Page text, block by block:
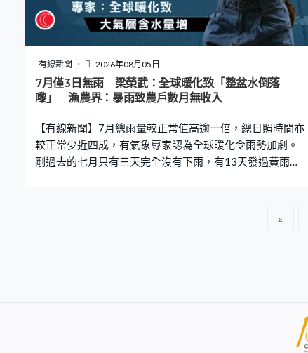
說已有不少同學利用增潤年在海外頂尖大學修讀第二學
位。港大醫學院院長劉澤星：「去年已開始增加途經，如
果同學畢業後，當然要讀得好，以及要有科研經驗，我們
會提供全免費資助他們攻讀博士，而博士希望他們在外國
讀，再令他們的全球視野再增長。」 醫學院在聯招共取錄
155名文憑試學生，其中傳統內外全科醫學士取錄了127名
中大醫學院方面，取錄了210名文
有線新聞 2026年08月05日
7月僅3日無雨 梁榮武：全球暖化致「整盆水倒落
嚟」 漁農界：暴雨致農戶數月無收入
【有線新聞】7月總雨量較正常值高逾一倍，總日照時間亦
較正常少近四成，有氣象專家認為全球暖化令雨勢加劇。
剛過去的七月只有三天完全沒有下雨，有13天發過黃雨，
還是持續、具破壞力的。根部全都浸爛，規劃當中很多農
«